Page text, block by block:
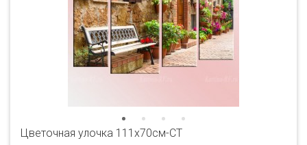
Цветочная улочка 111х70см-CT